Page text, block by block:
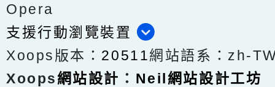
Opera
支援行動瀏覽裝置
Xoops版本： 20511網站語系：zh-
Xoops網站設計 ： Neil網站設計工坊